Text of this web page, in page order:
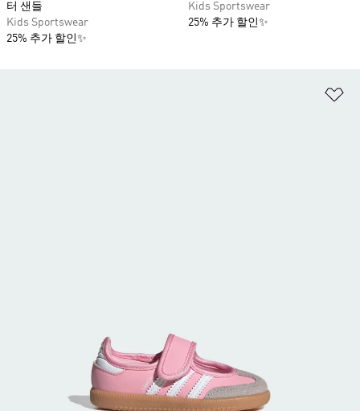
터 샌들
Kids Sportswear
25% 추가 할인✨
Kids Sportswear
25% 추가 할인✨